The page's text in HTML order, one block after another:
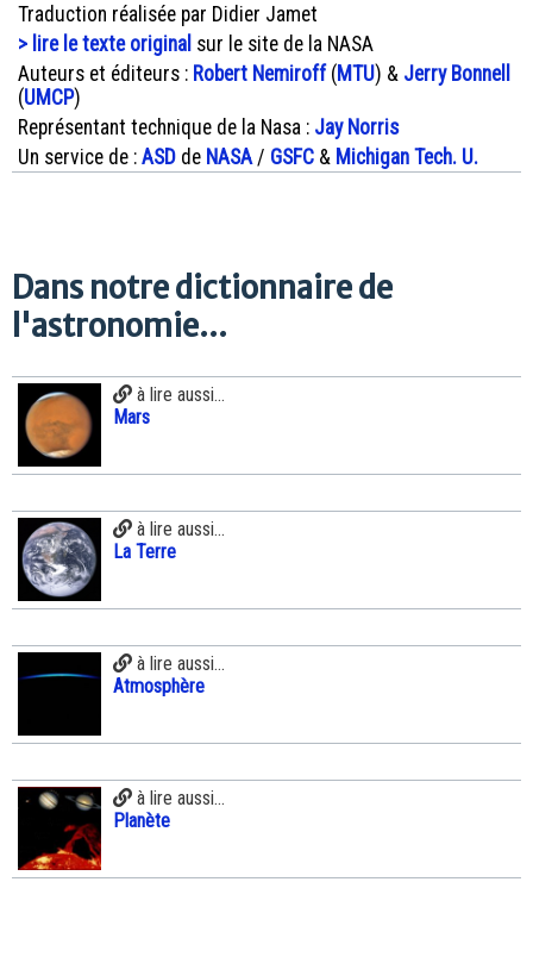
Traduction réalisée par Didier Jamet
> lire le texte original sur le site de la NASA
Auteurs et éditeurs : Robert Nemiroff(MTU) & Jerry Bonnell
(UMCP)
Représentant technique de la Nasa : Jay Norris
Un service de : ASD de NASA / GSFC & Michigan Tech. U.
Dans notre dictionnaire de
l'astronomie...
à lire aussi...
Mars
à lire aussi...
La Terre
à lire aussi...
Atmosphère
à lire aussi...
Planète